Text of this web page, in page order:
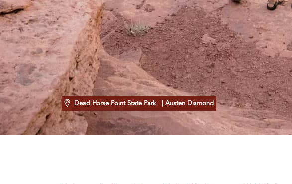
Dead Horse Point State Park | Austen Diamond